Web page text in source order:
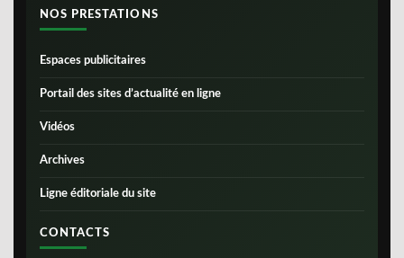
NOS PRESTATIONS
Espaces publicitaires
Portail des sites d’actualité en ligne
Vidéos
Archives
Ligne éditoriale du site
CONTACTS